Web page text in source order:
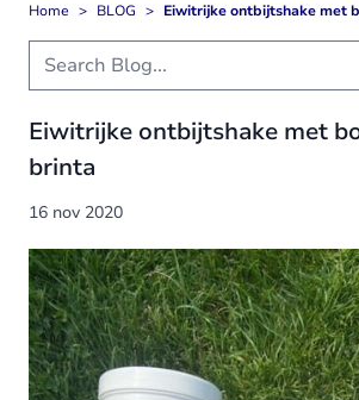
Home > BLOG > Eiwitrijke ontbijtshake met
Eiwitrijke ontbijtshake met
brinta
16 nov 2020